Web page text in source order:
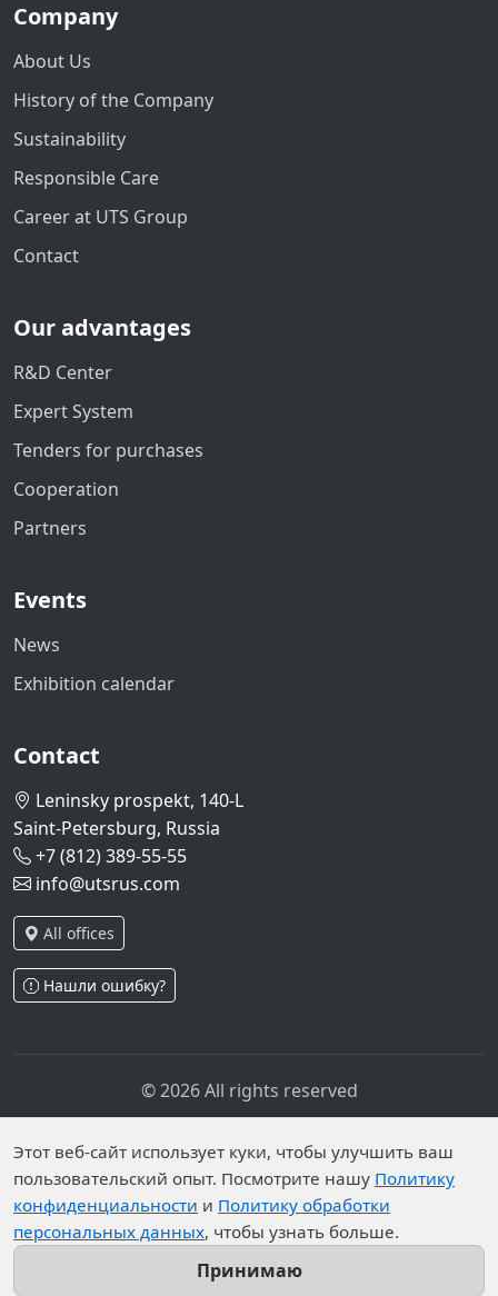
Company
About Us
History of the Company
Sustainability
Responsible Care
Career at UTS Group
Contact
Our advantages
R&D Center
Expert System
Tenders for purchases
Cooperation
Partners
Events
News
Exhibition calendar
Contact
Leninsky prospekt, 140-L
Saint-Petersburg, Russia
+7 (812) 389-55-55
info@utsrus.com
All offices
Нашли ошибку?
© 2026 All rights reserved
Personal data is published on the website due to legal
grounds in accordance with Part 1 of Article 6 and
Article 10.1 of Federal Law No. 152-FZ. Subjects have
established prohibitions on the processing of published
personal data by an unrestricted group of persons.
Этот веб-сайт использует куки, чтобы улучшить ваш
пользовательский опыт. Посмотрите нашу Политику
конфиденциальности и Политику обработки
персональных данных, чтобы узнать больше.
Принимаю